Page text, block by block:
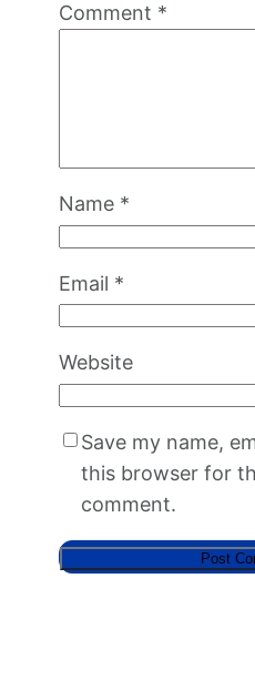
Comment *
Name *
Email *
Website
Save my name,
this browser for
comment.